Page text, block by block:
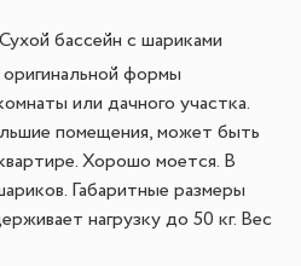
Сухой бассейн с шариками
формы
или дачного участка.
помещения, может быть
Хорошо моется. В
Габаритные размеры
нагрузку до 50 кг. Вес